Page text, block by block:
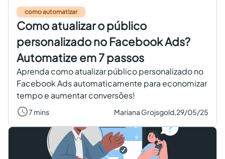
como automatizar
Como atualizar o público
personalizado no Facebook Ads?
Automatize em 7 passos
Aprenda como atualizar público personalizado no
Facebook Ads automaticamente para economizar
tempo e aumentar conversões!
7 mins Mariana Grojsgold,29/05/25